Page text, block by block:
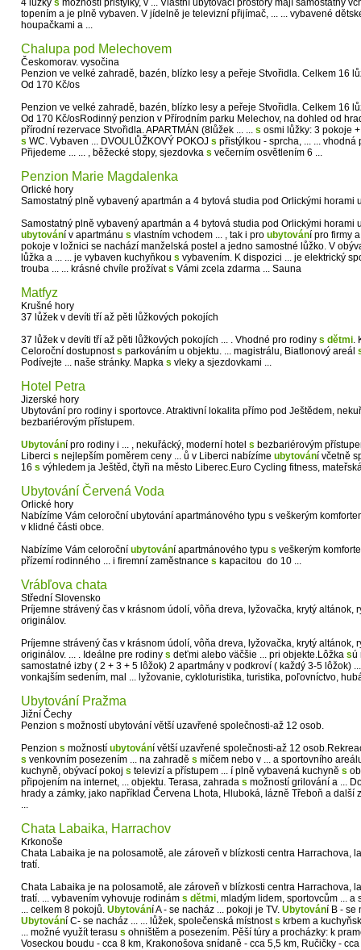
4 lůžky s možností přistýlky, v ... Vlastní ubytovací prostory mají samostatný
topením a je plně vybaven. V jídelně je televizní přijímač, ... ... vybavené
houpačkami a ...
Chalupa pod Melechovem
Českomorav. vysočina
Penzion ve velké zahradě, bazén, blízko lesy a peřeje Stvořidla. Celkem 16
Od 170 Kč/os
Penzion ve velké zahradě, bazén, blízko lesy a peřeje Stvořidla. Celkem 16
Od 170 Kč/osRodinný penzion v Přírodním parku Melechov, na dohled od
přírodní rezervace Stvořidla. APARTMÁN (8lůžek ... ... s osmi lůžky: 3 pokoje
s WC. Vybaven ... DVOULŮŽKOVÝ POKOJ s přistýlkou - sprcha, ... ...
Přijedeme ... ... , běžecké stopy, sjezdovka s večerním osvětlením 6 ...
Penzion Marie Magdalenka
Orlické hory
Samostatný plně vybavený apartmán a 4 bytová studia pod Orlickými horami
Samostatný plně vybavený apartmán a 4 bytová studia pod Orlickými horami
ubytování v apartmánu s vlastním vchodem ... , tak i pro ubytování pro firmy
pokoje v ložnici se nachází manželská postel a jedno samostné lůžko. V
lůžka a ... ... je vybaven kuchyňkou s vybavením. K dispozici ... je elektrický
trouba ... ... krásné chvíle prožívats Vámi zcela zdarma ... Sauna
Matfyz
Krušné hory
37 lůžek v devíti tří až pěti lůžkových pokojích
37 lůžek v devíti tří až pěti lůžkových pokojích ... . Vhodné pro rodiny s dětmi.
Celoroční dostupnosts parkováním u objektu. ... magistrálu, Biatlonový areál
Podívejte ... naše stránky. Mapka s vleky a sjezdovkami ...
Hotel Petra
Jizerské hory
Ubytování pro rodiny i sportovce. Atraktivní lokalita přímo pod Ještědem,
bezbariérovým přístupem.
Ubytování pro rodiny i ... , nekuřácký, moderní hotel s bezbariérovým
Liberci s nejlepším poměrem ceny ... ů v Liberci nabízíme ubytování včetně
16 s výhledem ja Ještěd, čtyři na město Liberec.Euro Cycling fitness,
Ubytování Červená Voda
Orlické hory
Nabízíme Vám celoroční ubytování apartmánového typu s veškerým
v klidné části obce.
Nabízíme Vám celoroční ubytování apartmánového typu s veškerým
přízemí rodinného ... i firemní zaměstnance s kapacitou do 10 ...
Vrábľova chata
Střední Slovensko
Príjemne strávený čas v krásnom údolí, vôňa dreva, lyžovačka, krytý altánok,
originálov.
Príjemne strávený čas v krásnom údolí, vôňa dreva, lyžovačka, krytý altánok,
originálov. ... . Ideálne pre rodiny s deťmi alebo väčšie ... pri objekte.Lôžka sú
samostatné izby ( 2 + 3 + 5 lôžok) 2 apartmány v podkroví ( každý 3-5 lôžok)
vonkajším sedením, mal ... lyžovanie, cykloturistika, turistika, poľovníctvo,
Ubytování Pražma
Jižní Čechy
Penzion s možností ubytování větší uzavřené společnosti-až 12 osob.
Penzion s možností ubytování větší uzavřené společnosti-až 12
s venkovním posezením ... na zahradě s míčem nebo v ... a sportovního
kuchyně, obývací pokoj s televizí a přístupem ... í plně vybavená kuchyně s
připojením na internet, ... objektu. Terasa, zahrada s možností grilování a ...
hrady a zámky, jako například Červena Lhota, Hluboká, lázně Třeboň a další
...
Chata Labaika, Harrachov
Krkonoše
Chata Labaika je na polosamotě, ale zároveň v blízkosti centra Harrachova,
tratí.
Chata Labaika je na polosamotě, ale zároveň v blízkosti centra Harrachova,
tratí. ... vybavením vyhovuje rodinám s dětmi, mladým lidem, sportovcům ...
... celkem 8 pokojů. Ubytování A - se nacház ... pokoji je TV. Ubytování B - se
Ubytování C- se nacház ... ... lůžek, společenská místnosts krbem a
... možné využít terasu s ohništěm a posezením. Pěší túry a procházky: k
Voseckou boudu - cca 8 km, Krakonošova snídaně - cca 5,5 km, Ručičky - cca